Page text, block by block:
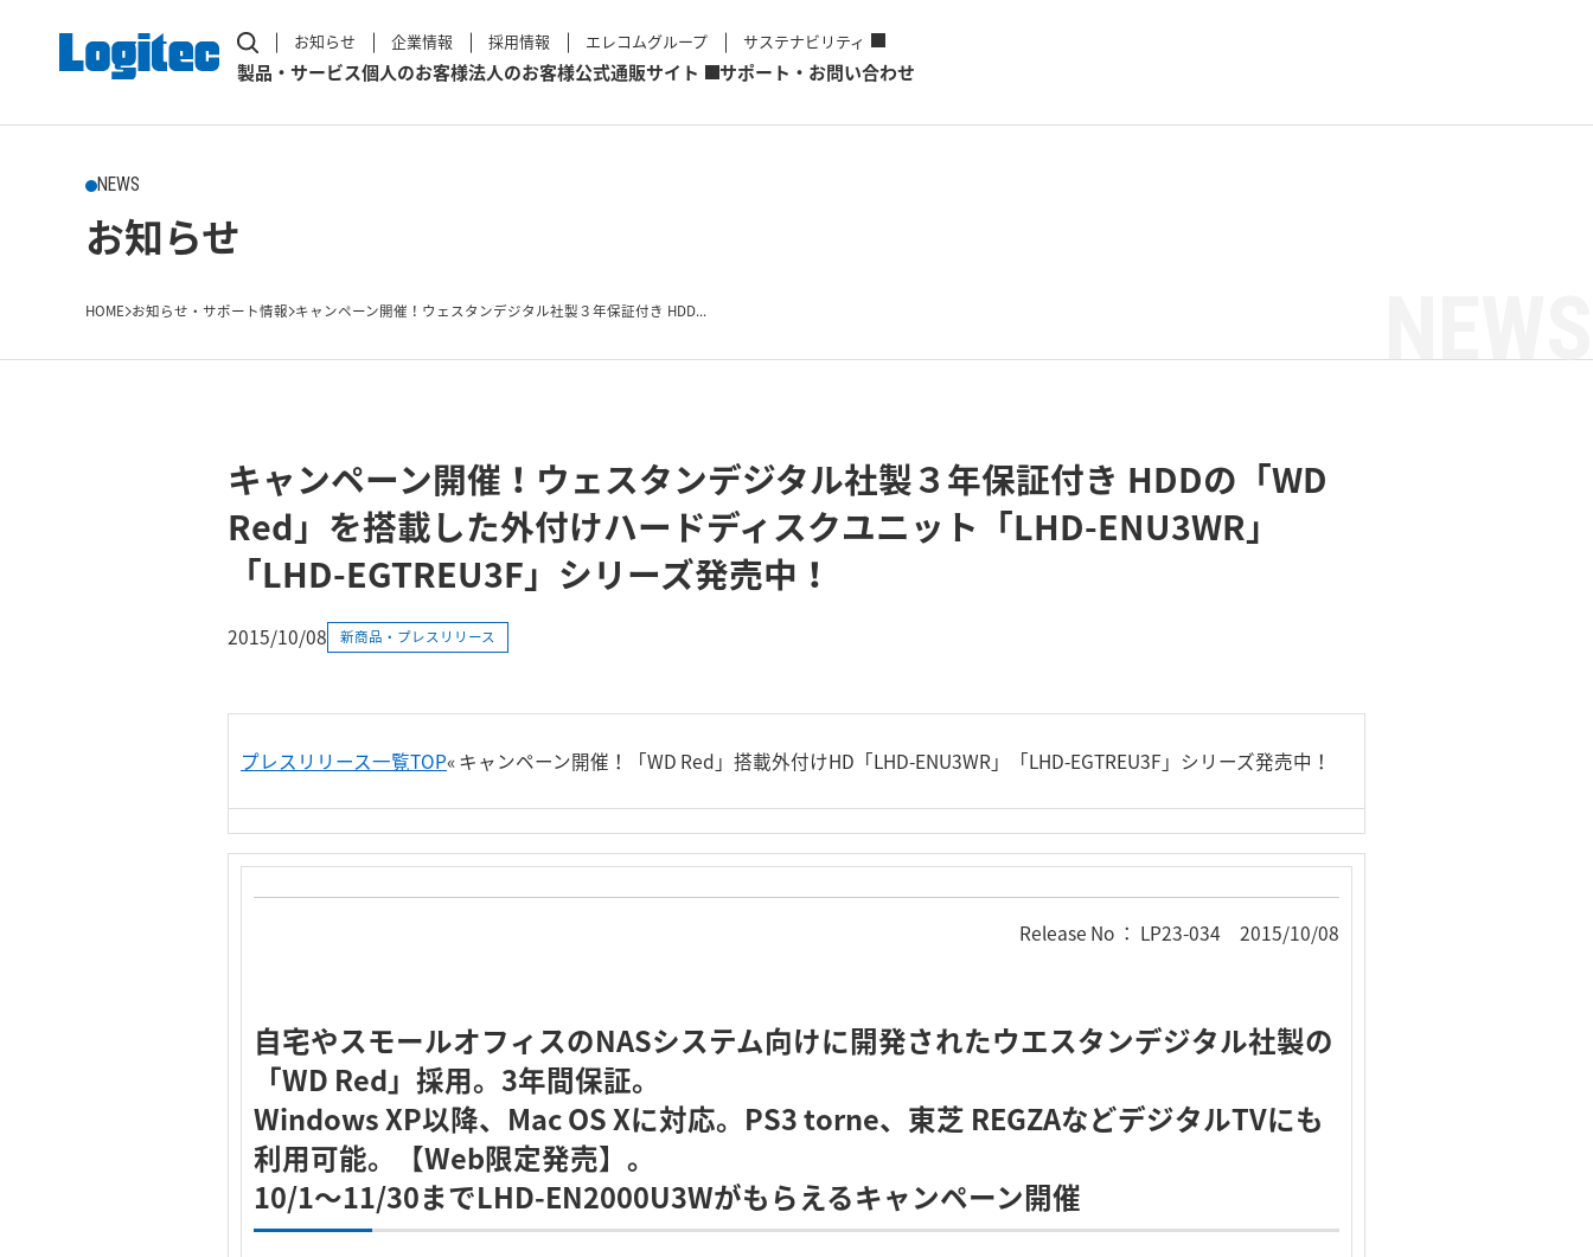
お知らせ 企業情報 採用情報 エレコムグループ サステナビリティ
製品・サービス個人のお客様法人のお客様公式通販サイト サポート・お問い合わせ
NEWS
お知らせ
HOME お知らせ・サポート情報 キャンペーン開催！ウェスタンデジタル社製３年保証付き HDD...
キャンペーン開催！ウェスタンデジタル社製３年保証付き HDDの「WD
Red」を搭載した外付けハードディスクユニット「LHD-ENU3WR」
「LHD-EGTREU3F」シリーズ発売中！
2015/10/08 新商品・プレスリリース
プレスリリース一覧TOP«キャンペーン開催！「WD Red」搭載外付けHD「LHD-ENU3WR」「LHD-EGTREU3F」シリーズ発売中！
Release No ： LP23-034 2015/10/08
自宅やスモールオフィスのNASシステム向けに開発されたウエスタンデジタル社製の
「WD Red」採用。3年間保証。
Windows XP以降、Mac OS Xに対応。PS3 torne、東芝 REGZAなどデジタルTVにも
利用可能。【Web限定発売】。
10/1～11/30までLHD-EN2000U3Wがもらえるキャンペーン開催